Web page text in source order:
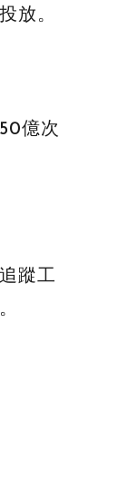
放。
億次
蹤工